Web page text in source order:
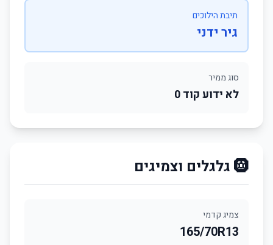
תיבת הילוכים
גיר ידני
סוג ממיר
לא ידוע קוד 0
🛞 גלגלים וצמיגים
צמיג קדמי
165/70R13